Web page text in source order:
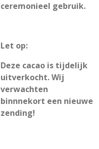
ceremonieel gebruik.
Let op:
Deze cacao is tijdelijk
uitverkocht. Wij
verwachten
binnnekort een nieuwe
zending!